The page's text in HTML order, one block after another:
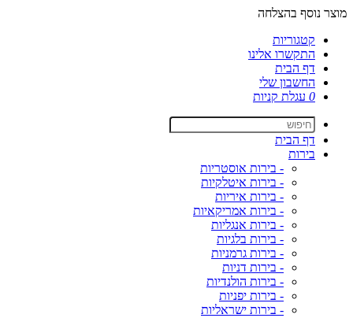
מוצר נוסף בהצלחה
קטגוריות
התקשרו אלינו
דף הבית
החשבון שלי
0 עגלת קניות
דף הבית
בירות
- בירות אוסטריות
- בירות איטלקיות
- בירות איריות
- בירות אמריקאיות
- בירות אנגליות
- בירות בלגיות
- בירות גרמניות
- בירות דניות
- בירות הולנדיות
- בירות יפניות
- בירות ישראליות